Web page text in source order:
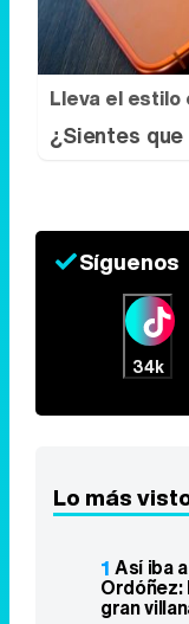
Lleva el estilo
¿Sientes
Síguenos
34k
Lo más
1 Así iba
Ordóñez:
gran